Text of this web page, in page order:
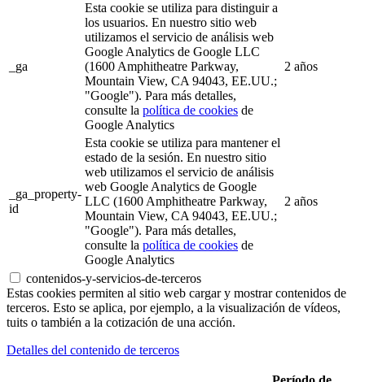
_ga
Esta cookie se utiliza para distinguir a
los usuarios. En nuestro sitio web
utilizamos el servicio de análisis web
Google Analytics de Google LLC
(1600 Amphitheatre Parkway,
Mountain View, CA 94043, EE.UU.;
"Google"). Para más detalles,
consulte la política de cookies de
Google Analytics
2 años
_ga_property-
id
Esta cookie se utiliza para mantener el
estado de la sesión. En nuestro sitio
web utilizamos el servicio de análisis
web Google Analytics de Google
LLC (1600 Amphitheatre Parkway,
Mountain View, CA 94043, EE.UU.;
"Google"). Para más detalles,
consulte la política de cookies de
Google Analytics
2 años
contenidos-y-servicios-de-terceros
Estas cookies permiten al sitio web cargar y mostrar contenidos de
terceros. Esto se aplica, por ejemplo, a la visualización de vídeos,
tuits o también a la cotización de una acción.
Detalles del contenido de terceros